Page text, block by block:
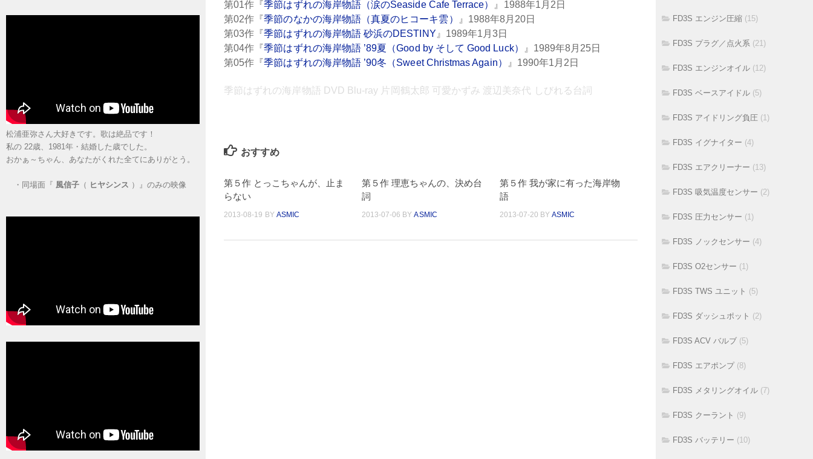
第01作『季節はずれの海岸物語（涙のSeaside Cafe Terrace）
』1988年1月2日
第02作『季節のなかの海岸物語（真夏のヒコーキ雲）
』1988年8月20日
第03作『季節はずれの海岸物語 砂浜のDESTINY 』1989年1月3日
第04作『季節はずれの海岸物語 ’89夏（Good by そして Good Luck）
』1989年8月25日
第05作『季節はずれの海岸物語 ’90冬（Sweet Christmas Again） 』1990年1月2日
季節はずれの海岸物語 DVD Blu-ray 片岡鶴太郎 可愛かずみ 渡辺美奈代 しびれる台詞
おすすめ
第５作 とっこちゃんが、止ま
らない
2013-08-19 BY ASMIC
第５作 理恵ちゃんの、決め台
詞
2013-07-06 BYASMIC
第５作 我が家に有った海岸物
語
2013-07-20 BYASMIC
松浦亜弥さん大好きです。歌は絶品です！
私の 22歳、1981年・結婚した歳でした。
おかぁ～ちゃん、あなたがくれた全てにありがとう。
・ 同場面『 風信子 （ ヒヤシンス ）』のみの映像
FD3S エンジン圧縮 (15)
FD3S プラグ／点火系 (21)
FD3S エンジンオイル (12)
FD3S ベースアイドル (5)
FD3S アイドリング負圧 (1)
FD3S イグナイター (4)
FD3S エアクリーナー (13)
FD3S 吸気温度センサー (2)
FD3S 圧力センサー (1)
FD3S ノックセンサー (4)
FD3S O2センサー (1)
FD3S TWS ユニット (5)
FD3S ダッシュポット (2)
FD3S ACV バルブ (5)
FD3S エアポンプ(8)
FD3S メタリングオイル (7)
FD3S クーラント (9)
FD3S バッテリー (10)